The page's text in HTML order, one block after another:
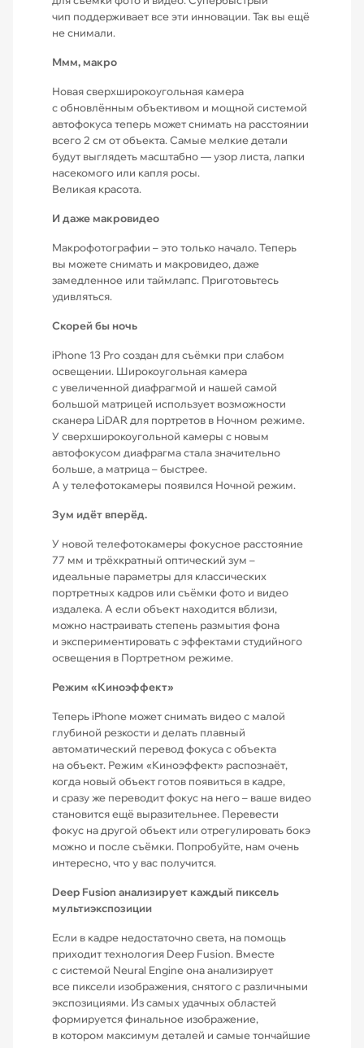
чип поддерживает все эти инновации. Так вы ещё
не снимали.
Ммм, макро
Новая сверхширокоугольная камера
с обновлённым объективом и мощной системой
автофокуса теперь может снимать на расстоянии
всего 2 см от объекта. Самые мелкие детали
будут выглядеть масштабно — узор листа, лапки
насекомого или капля росы.
Великая красота.
И даже макровидео
Макрофотографии – это только начало. Теперь
вы можете снимать и макровидео, даже
замедленное или таймлапс. Приготовьтесь
удивляться.
Скорей бы ночь
iPhone 13 Pro создан для съёмки при слабом
освещении. Широкоугольная камера
с увеличенной диафрагмой и нашей самой
большой матрицей использует возможности
сканера LiDAR для портретов в Ночном режиме.
У сверхшироко­угольной камеры с новым
автофокусом диафрагма стала значительно
больше, а матрица – быстрее.
А у телефотокамеры появился Ночной режим.
Зум идёт вперёд.
У новой телефотокамеры фокусное расстояние
77 мм и трёхкратный оптический зум –
идеальные параметры для классических
портретных кадров или съёмки фото и видео
издалека. А если объект находится вблизи,
можно настраивать степень размытия фона
и экспериментировать с эффектами студийного
освещения в Портретном режиме.
Режим «Киноэффект»
Теперь iPhone может снимать видео с малой
глубиной резкости и делать плавный
автоматический перевод фокуса с объекта
на объект. Режим «Киноэффект» распознаёт,
когда новый объект готов появиться в кадре,
и сразу же переводит фокус на него – ваше видео
становится ещё вырази­тельнее. Перевести
фокус на другой объект или отрегулировать бокэ
можно и после съёмки. Попробуйте, нам очень
интересно, что у вас получится.
Deep Fusion анализирует каждый пиксель
мультиэкспозиции
Если в кадре недостаточно света, на помощь
приходит технология Deep Fusion. Вместе
с системой Neural Engine она анализирует
все пиксели изображения, снятого с различными
экспозициями. Из самых удачных областей
формируется финальное изображение,
в котором максимум деталей и самые тончайшие